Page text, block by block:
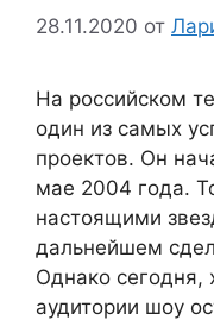
28.11.2020 от
На российском
один из самых
проектов. Он
мае 2004 года.
настоящими
дальнейшем
Однако сегодня,
аудитории шоу